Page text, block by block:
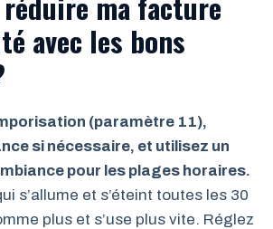
avec les bons
(paramètre 11),
si nécessaire, et utilisez un
pour les plages horaires.
s’allume et s’éteint toutes les 30
plus et s’use plus vite. Réglez